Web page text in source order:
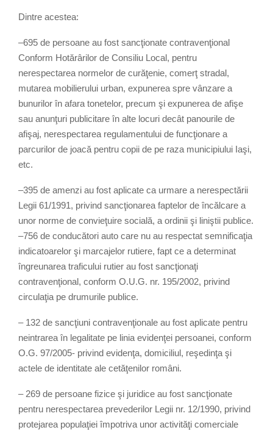
Dintre acestea:
–695 de persoane au fost sancţionate contravenţional
Conform Hotărârilor de Consiliu Local, pentru
nerespectarea normelor de curăţenie, comerţ stradal,
mutarea mobilierului urban, expunerea spre vânzare a
bunurilor în afara tonetelor, precum şi expunerea de afişe
sau anunţuri publicitare în alte locuri decât panourile de
afişaj, nerespectarea regulamentului de funcţionare a
parcurilor de joacă pentru copii de pe raza municipiului Iaşi,
etc.
–395 de amenzi au fost aplicate ca urmare a nerespectării
Legii 61/1991, privind sancţionarea faptelor de încălcare a
unor norme de convieţuire socială, a ordinii şi liniştii publice.
–756 de conducători auto care nu au respectat semnificaţia
indicatoarelor şi marcajelor rutiere, fapt ce a determinat
îngreunarea traficului rutier au fost sancţionaţi
contravenţional, conform O.U.G. nr. 195/2002, privind
circulaţia pe drumurile publice.
– 132 de sancţiuni contravenţionale au fost aplicate pentru
neintrarea în legalitate pe linia evidenţei persoanei, conform
O.G. 97/2005- privind evidenţa, domiciliul, reşedinţa şi
actele de identitate ale cetăţenilor români.
– 269 de persoane fizice şi juridice au fost sancţionate
pentru nerespectarea prevederilor Legii nr. 12/1990, privind
protejarea populaţiei împotriva unor activităţi comerciale